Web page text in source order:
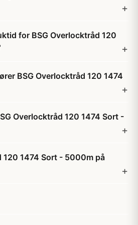
for BSG Overlocktråd 120
BSG Overlocktråd 120 1474
Overlocktråd 120 1474 Sort -
120 1474 Sort - 5000m på